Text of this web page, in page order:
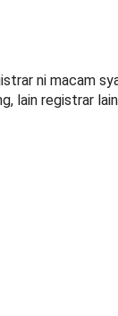
ni macam
lain registrar